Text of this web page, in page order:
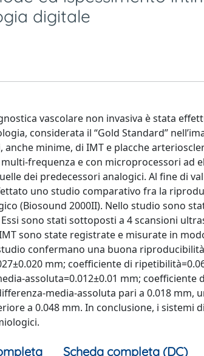
digitale
vascolare non invasiva è stata
considerata il “Gold Standard”
anche minime, di IMT e placche
frequenza e con microprocessori ad
dei predecessori analogici. Al fine di
uno studio comparativo fra la
(Biosound 2000II). Nello studio sono
sono stati sottoposti a 4 scansioni
sono state registrate e misurate in
confermano una buona
mm; coefficiente di
assoluta=0.012±0.01 mm;
media-assoluta pari a 0.018 mm,
a 0.048 mm. In conclusione, i sistemi
Scheda completa (DC)